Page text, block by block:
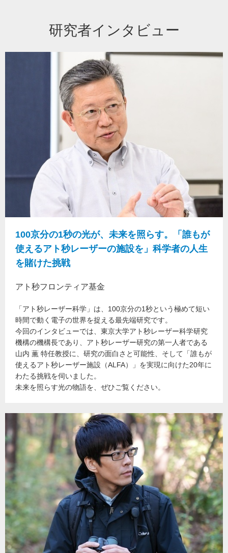
研究者インタビュー
100京分の1秒の光が、未来を照らす。「誰もが
使えるアト秒レーザーの施設を」科学者の人生
を賭けた挑戦
アト秒フロンティア基金
「アト秒レーザー科学」は、100京分の1秒という極めて短い
時間で動く電子の世界を捉える最先端研究です。
今回のインタビューでは、東京大学アト秒レーザー科学研究
機構の機構長であり、アト秒レーザー研究の第一人者である
山内 薫 特任教授に、研究の面白さと可能性、そして「誰もが
使えるアト秒レーザー施設（ALFA）」を実現に向けた20年に
わたる挑戦を伺いました。
未来を照らす光の物語を、ぜひご覧ください。